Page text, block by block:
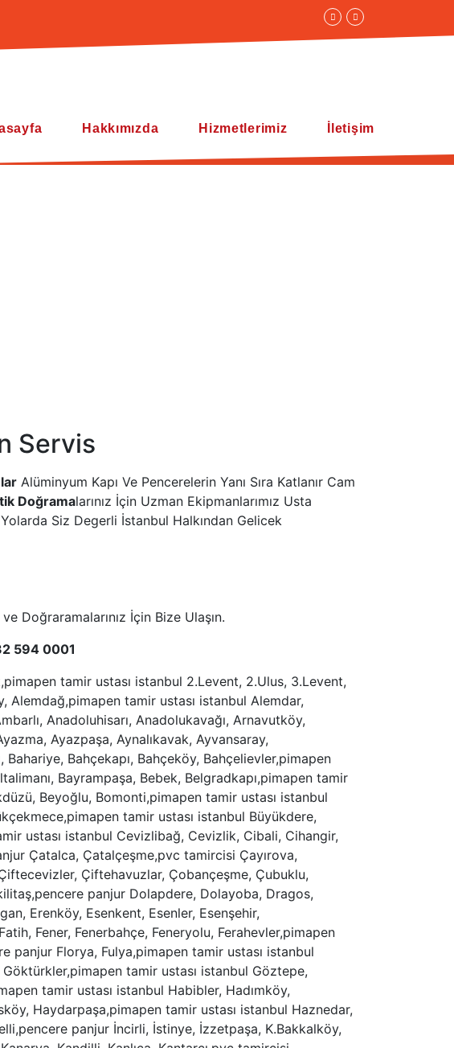
Hakkımızda Hizmetlerimiz İletişim
Servis
Alüminyum Kapı Ve Pencerelerin Yanı Sıra Katlanır Cam
Doğramalarınız İçin Uzman Ekipmanlarımız Usta
Siz Degerli İstanbul Halkından Gelicek
Doğraramalarınız İçin Bize Ulaşın.
594 0001
tamir ustası istanbul 2.Levent, 2.Ulus, 3.Levent,
Alemdağ,pimapen tamir ustası istanbul Alemdar,
Anadoluhisarı, Anadolukavağı, Arnavutköy,
Ayazpaşa, Aynalıkavak, Ayvansaray,
Bahçekapı, Bahçeköy, Bahçelievler,pimapen
Bayrampaşa, Bebek, Belgradkapı,pimapen tamir
Beyoğlu, Bomonti,pimapen tamir ustası istanbul
tamir ustası istanbul Büyükdere,
ustası istanbul Cevizlibağ, Cevizlik, Cibali, Cihangir,
Çatalca, Çatalçeşme,pvc tamircisi Çayırova,
Çiftehavuzlar, Çobançeşme, Çubuklu,
panjur Dolapdere, Dolayoba, Dragos,
Erenköy, Esenkent, Esenler, Esenşehir,
Fener, Fenerbahçe, Feneryolu, Ferahevler,pimapen
panjur Florya, Fulya,pimapen tamir ustası istanbul
tamir ustası istanbul Göztepe,
tamir ustası istanbul Habibler, Hadımköy,
Haydarpaşa,pimapen tamir ustası istanbul Haznedar,
panjur İncirli, İstinye, İzzetpaşa, K.Bakkalköy,